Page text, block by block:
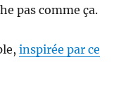
pas comme ça.
inspirée par ce